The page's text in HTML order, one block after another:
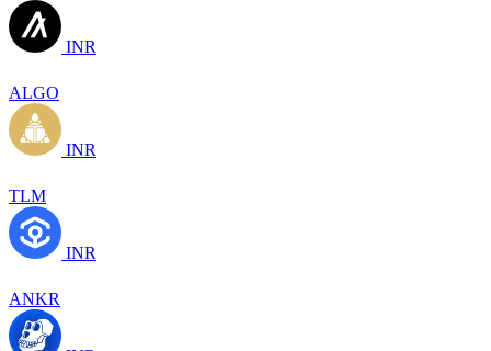
INR
ALGO
INR
TLM
INR
ANKR